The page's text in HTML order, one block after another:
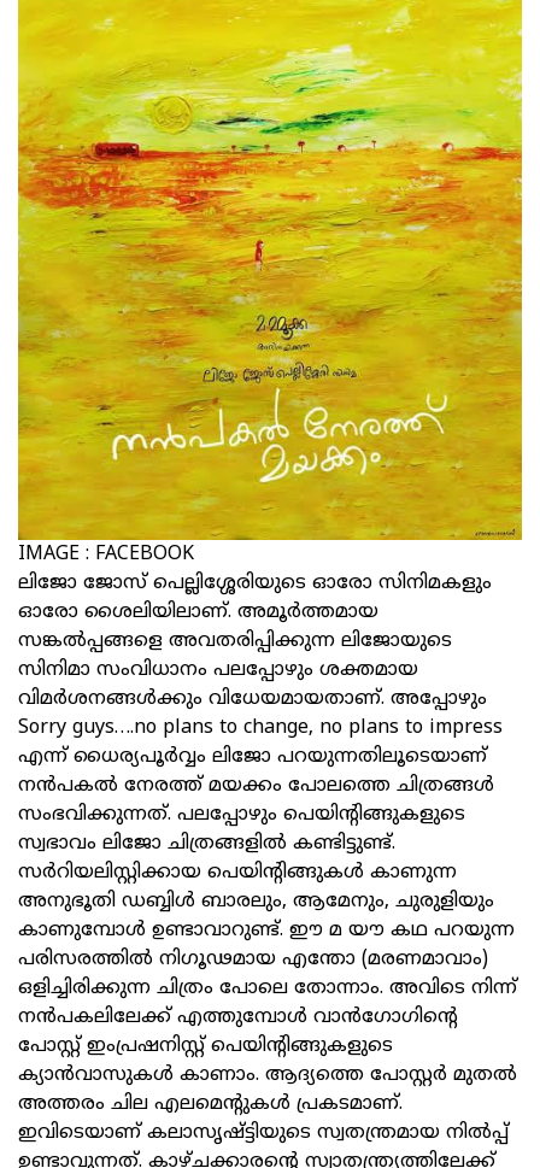
IMAGE : FACEBOOK
ലിജോ ജോസ് പെല്ലിശ്ശേരിയുടെ ഓരോ സിനിമകളും
ഓരോ ശൈലിയിലാണ്. അമൂർത്തമായ
സങ്കൽപ്പങ്ങളെ അവതരിപ്പിക്കുന്ന ലിജോയുടെ
സിനിമാ സംവിധാനം പലപ്പോഴും ശക്തമായ
വിമർശനങ്ങൾക്കും വിധേയമായതാണ്. അപ്പോഴും
Sorry guys….no plans to change, no plans to impress
എന്ന് ധൈര്യപൂർവ്വം ലിജോ പറയുന്നതിലൂടെയാണ്
നൻപകൽ നേരത്ത് മയക്കം പോലത്തെ ചിത്രങ്ങൾ
സംഭവിക്കുന്നത്. പലപ്പോഴും പെയിന്റിങ്ങുകളുടെ
സ്വഭാവം ലിജോ ചിത്രങ്ങളിൽ കണ്ടിട്ടുണ്ട്.
സർറിയലിസ്റ്റിക്കായ പെയിന്റിങ്ങുകൾ കാണുന്ന
അനുഭൂതി ഡബ്ബിൾ ബാരലും, ആമേനും, ചുരുളിയും
കാണുമ്പോൾ ഉണ്ടാവാറുണ്ട്. ഈ മ യൗ കഥ പറയുന്ന
പരിസരത്തിൽ നിഗൂഢമായ എന്തോ (മരണമാവാം)
ഒളിച്ചിരിക്കുന്ന ചിത്രം പോലെ തോന്നാം. അവിടെ നിന്ന്
നൻപകലിലേക്ക് എത്തുമ്പോൾ വാൻഗോഗിന്റെ
പോസ്റ്റ് ഇംപ്രഷനിസ്റ്റ് പെയിന്റിങ്ങുകളുടെ
ക്യാൻവാസുകൾ കാണാം. ആദ്യത്തെ പോസ്റ്റർ മുതൽ
അത്തരം ചില എലമെന്റുകൾ പ്രകടമാണ്.
ഇവിടെയാണ് കലാസൃഷ്ട്ടിയുടെ സ്വതന്ത്രമായ നിൽപ്പ്
ഉണ്ടാവുന്നത്. കാഴ്ചക്കാരന്റെ സ്വാതന്ത്ര്യത്തിലേക്ക്